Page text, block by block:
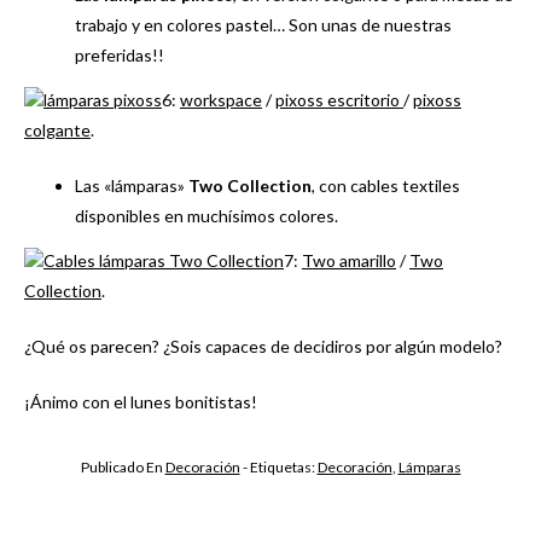
trabajo y en colores pastel… Son unas de nuestras
preferidas!!
6: workspace/pixoss escritorio /pixoss
colgante.
Las «lámparas» Two Collection, con cables textiles
disponibles en muchísimos colores.
7: Two amarillo /Two
Collection.
¿Qué os parecen? ¿Sois capaces de decidiros por algún modelo?
¡Ánimo con el lunes bonitistas!
Publicado En Decoración - Etiquetas:Decoración Lámparas